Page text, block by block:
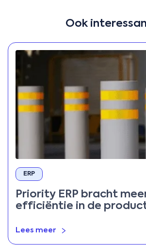
Ook
ERP
Priority ERP bracht
efficiëntie in de
Lees meer